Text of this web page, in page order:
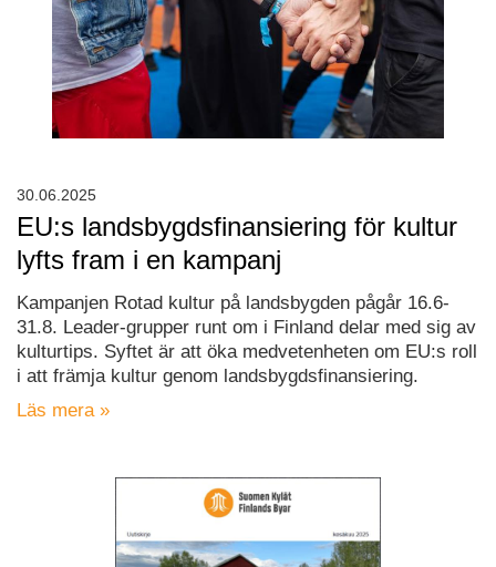
EU:s landsbygdsfinansiering för kultur
lyfts fram i en kampanj
Kampanjen Rotad kultur på landsbygden pågår 16.6-
31.8. Leader-grupper runt om i Finland delar med sig av
kulturtips. Syftet är att öka medvetenheten om EU:s roll
i att främja kultur genom landsbygdsfinansiering.
Läs mera »
30.06.2025